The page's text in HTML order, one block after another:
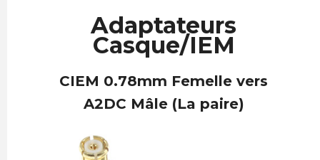
Adaptateurs
Casque/IEM
CIEM 0.78mm Femelle vers
A2DC Mâle (La paire)